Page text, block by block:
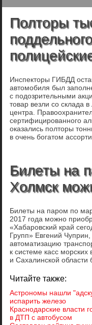
Полторы
Инспекторы ГИБДД
автомобиля был
с подозрительными
товар везли со склада
центра.
сертифицированного
оказались полторы
в очень богатом
Билеты на
Холмск
Билеты на паром по
2017 года можно
«Хабаровский край
Групп» Евгений
автоматизацию
к системе касс морских
и Сахалинской области
Читайте также:
Астрономы нашли
испарить железо
Краснодарские власти
в ДТП с автобусом